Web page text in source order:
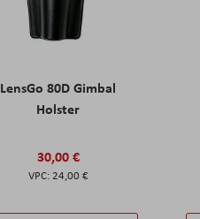
LensGo 80D Gimbal
Holster
30,00 €
24,00 €